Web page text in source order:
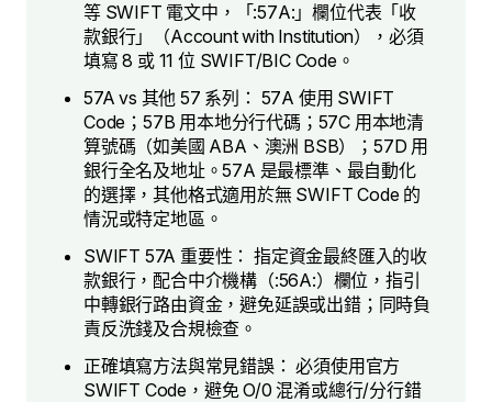
等 SWIFT 電文中，「:57A:」欄位代表「收
款銀行」（Account with Institution），必須
填寫 8 或 11 位 SWIFT/BIC Code。
57A vs 其他 57 系列： 57A 使用 SWIFT
Code；57B 用本地分行代碼；57C 用本地清
算號碼（如美國 ABA、澳洲 BSB）；57D 用
銀行全名及地址。57A 是最標準、最自動化
的選擇，其他格式適用於無 SWIFT Code 的
情況或特定地區。
SWIFT 57A 重要性： 指定資金最終匯入的收
款銀行，配合中介機構（:56A:）欄位，指引
中轉銀行路由資金，避免延誤或出錯；同時負
責反洗錢及合規檢查。
正確填寫方法與常見錯誤： 必須使用官方
SWIFT Code，避免 O/0 混淆或總行/分行錯